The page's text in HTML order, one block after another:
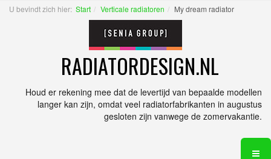
U bevindt zich hier: Start Verticale radiatoren My dream radiator
RADIATORDESIGN.NL
Houd er rekening mee dat de levertijd van bepaalde modellen
langer kan zijn, omdat veel radiatorfabrikanten in augustus
gesloten zijn vanwege de zomervakantie.